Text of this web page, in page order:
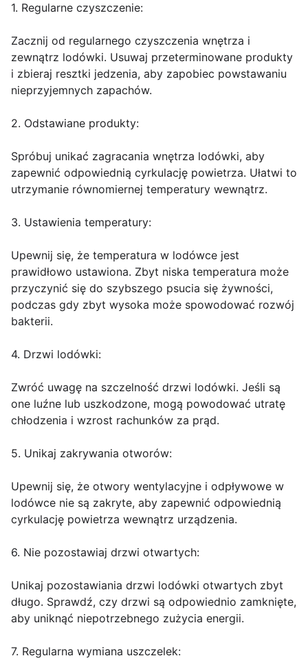
1. Regularne czyszczenie:
Zacznij od regularnego czyszczenia wnętrza i
zewnątrz lodówki. Usuwaj przeterminowane produkty
i zbieraj resztki jedzenia, aby zapobiec powstawaniu
nieprzyjemnych zapachów.
2. Odstawiane produkty:
Spróbuj unikać zagracania wnętrza lodówki, aby
zapewnić odpowiednią cyrkulację powietrza. Ułatwi to
utrzymanie równomiernej temperatury wewnątrz.
3. Ustawienia temperatury:
Upewnij się, że temperatura w lodówce jest
prawidłowo ustawiona. Zbyt niska temperatura może
przyczynić się do szybszego psucia się żywności,
podczas gdy zbyt wysoka może spowodować rozwój
bakterii.
4. Drzwi lodówki:
Zwróć uwagę na szczelność drzwi lodówki. Jeśli są
one luźne lub uszkodzone, mogą powodować utratę
chłodzenia i wzrost rachunków za prąd.
5. Unikaj zakrywania otworów:
Upewnij się, że otwory wentylacyjne i odpływowe w
lodówce nie są zakryte, aby zapewnić odpowiednią
cyrkulację powietrza wewnątrz urządzenia.
6. Nie pozostawiaj drzwi otwartych:
Unikaj pozostawiania drzwi lodówki otwartych zbyt
długo. Sprawdź, czy drzwi są odpowiednio zamknięte,
aby uniknąć niepotrzebnego zużycia energii.
7. Regularna wymiana uszczelek: